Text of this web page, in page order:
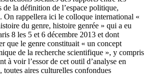
de la définition de l’espace politique,
On rappellera ici le colloque international «
du genre, histoire genrée » qui a eu
8 les 5 et 6 décembre 2013 et dont
que le genre constituait « un concept
de la recherche scientifique », y compris
à voir l’essor de cet outil d’analyse en
toutes aires culturelles confondues